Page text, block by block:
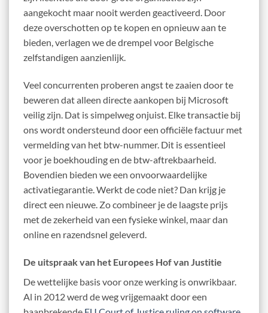
aangekocht maar nooit werden geactiveerd. Door
deze overschotten op te kopen en opnieuw aan te
bieden, verlagen we de drempel voor Belgische
zelfstandigen aanzienlijk.
Veel concurrenten proberen angst te zaaien door te
beweren dat alleen directe aankopen bij Microsoft
veilig zijn. Dat is simpelweg onjuist. Elke transactie bij
ons wordt ondersteund door een officiële factuur met
vermelding van het btw-nummer. Dit is essentieel
voor je boekhouding en de btw-aftrekbaarheid.
Bovendien bieden we een onvoorwaardelijke
activatiegarantie. Werkt de code niet? Dan krijg je
direct een nieuwe. Zo combineer je de laagste prijs
met de zekerheid van een fysieke winkel, maar dan
online en razendsnel geleverd.
De uitspraak van het Europees Hof van Justitie
De wettelijke basis voor onze werking is onwrikbaar.
Al in 2012 werd de weg vrijgemaakt door een